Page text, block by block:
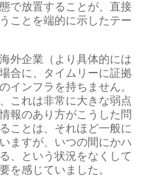
で放置することが、直接
ことを端的に示したテー
外企業（より具体的には
合に、タイムリーに証拠
インフラを持ちません。
これは非常に大きな弱点
報のあり方がこうした問
ことは、それほど一般に
ますが、いつの間にかハ
、という状況をなくして
を感じていました。